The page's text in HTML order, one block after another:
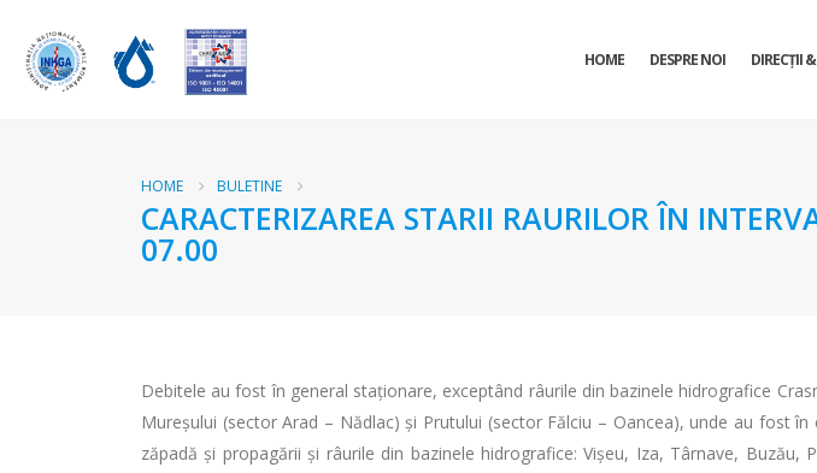
HOME DESPRE NOI DIRECŢII
HOME BULETINE
CARACTERIZAREA STARII RAURILOR ÎN
07.00
Debitele au fost în general staţionare, exceptând râurile din bazinele hidrografice
Mureșului (sector Arad – Nădlac) și Prutului (sector Fălciu – Oancea), unde au fost
zăpadă și propagării și râurile din bazinele hidrografice: Vișeu, Iza, Târnave,